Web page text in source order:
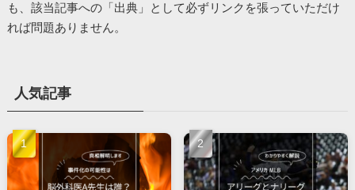
も、該当記事への「出典」として必ずリンクを張っていただけ
れば問題ありません。
人気記事